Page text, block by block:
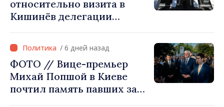
относительно визита в
Кишинёв делегации
хозяйства Афганистана
/ 6 дней назад
ФОТО // Вице-премьер
Михай Попшой в Киеве
почтил память павших за